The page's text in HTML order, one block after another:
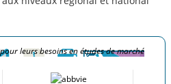
leurs besoins en études de marché